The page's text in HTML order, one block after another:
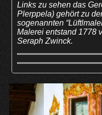
Links zu sehen das
Plerppela) gehört zu
sogenannten
Malerei entstand 1778
Seraph Zwinck.